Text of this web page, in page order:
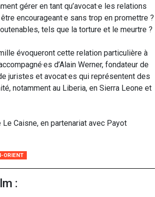
gérer en tant qu’avocat·e les relations
encourageant·e sans trop en promettre ?
tels que la torture et le meurtre ?
évoqueront cette relation particulière à
d’Alain Werner, fondateur de
juristes et avocat·es qui représentent des
notamment au Liberia, en Sierra Leone et
Caisne, en partenariat avec Payot
ORIENT
: